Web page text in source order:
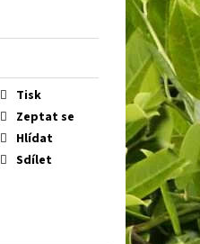
Tisk
Zeptat se
Hlídat
Sdílet